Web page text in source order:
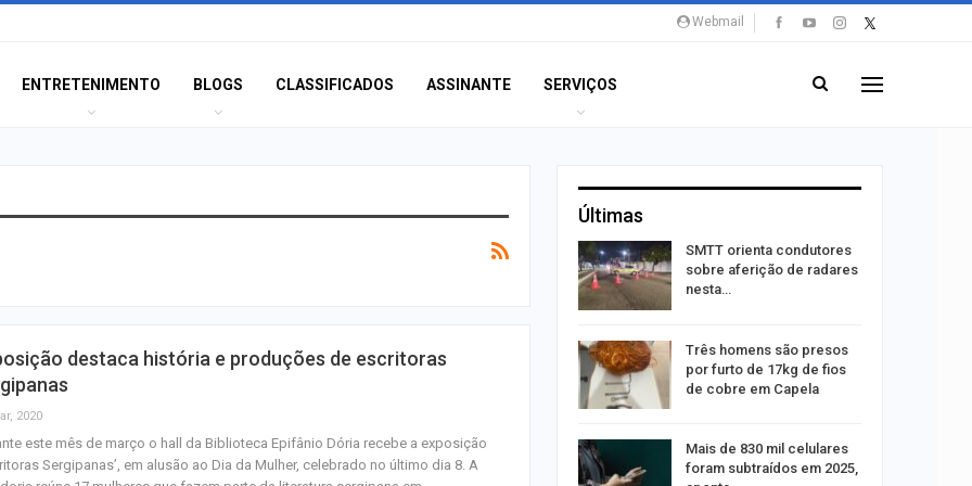
Webmail
ENTRETENIMENTO BLOGS CLASSIFICADOS ASSINANTE SERVIÇOS
destaca história e produções de escritoras
2020
este mês de março o hall da Biblioteca Epifânio Dória recebe a exposição
Sergipanas’, em alusão ao Dia da Mulher, celebrado no último dia 8. A
Últimas
Moradores protestam por
Bairro América recebe
décima edição do projeto
Pinguim-de-magalhães é
encontrado morto na Praia
SMTT orienta condutores
sobre aferição de radares
nesta…
Três homens são presos
por furto de 17kg de fios
de cobre em Capela
Mais de 830 mil celulares
foram subtraídos em 2025,